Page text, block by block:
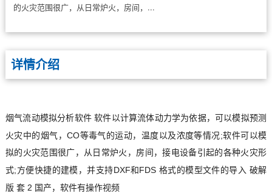
的火灾范围很广，从日常炉火，房间，...
详情介绍
烟气流动模拟分析软件 软件以计算流体动力学为依据，可以模拟预测
火灾中的烟气，CO等毒气的运动，温度以及浓度等情况 ;软件可以模
拟的火灾范围很广，从日常炉火，房间，接电设备引起的各种火灾形
式; 方便快捷的建模，并支持DXF和FDS 格式的模型文件的导入 破解
版 套 2 国产，软件有操作视频